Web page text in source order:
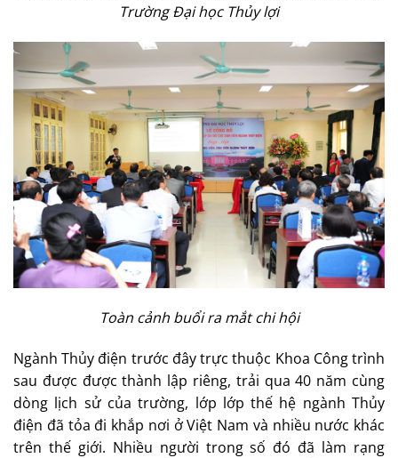
Trường Đại học Thủy lợi
Toàn cảnh buổi ra mắt chi hội
Ngành Thủy điện trước đây trực thuộc Khoa Công trình
sau được được thành lập riêng, trải qua 40 năm cùng
dòng lịch sử của trường, lớp lớp thế hệ ngành Thủy
điện đã tỏa đi khắp nơi ở Việt Nam và nhiều nước khác
trên thế giới. Nhiều người trong số đó đã làm rạng